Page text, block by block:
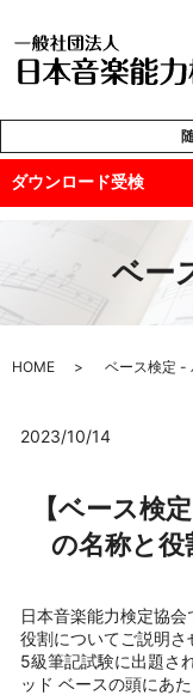
ダウンロード受検
ベー
HOME ベース検定 -
2023/10/14
【ベース検
の名称と役
日本音楽能力検定協
役割についてご説明
5級筆記試験に出題さ
ッド ベースの頭にあ